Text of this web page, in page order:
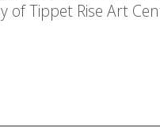
of Tippet Rise Art